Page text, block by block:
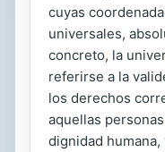
cuyas
universales,
concreto, la
referirse a la
los derechos
aquellas
dignidad